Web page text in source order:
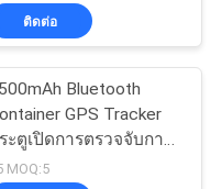
ติดต่อ
Bluetooth
GPS Tracker
ะตูเปิดการตรวจจับการ
งเตือน
MOQ:5